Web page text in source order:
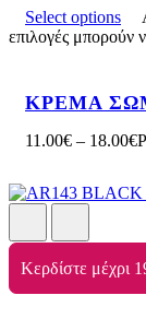
Select options
επιλογές μπορούν
ΚΡΕΜΑ
11.00€ – 18.00€
Κερδίστε μέχρι